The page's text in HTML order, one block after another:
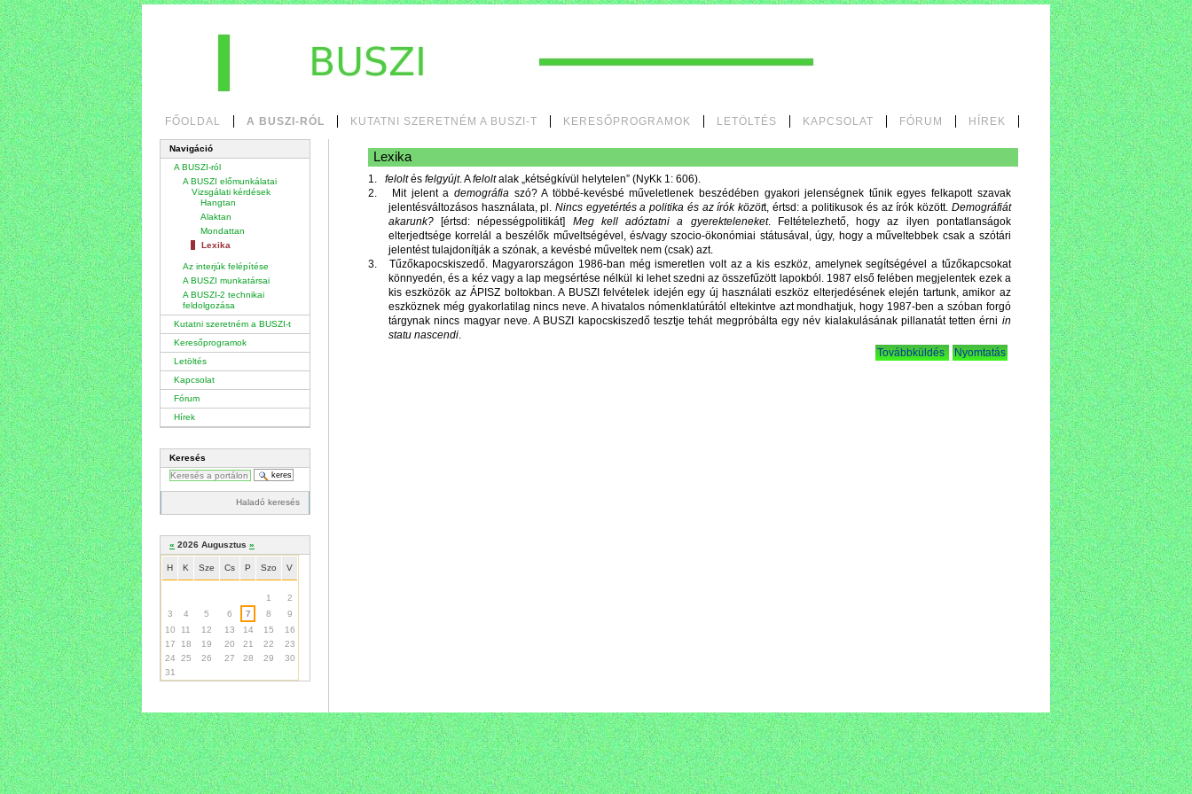
Tovább
a
tartalomhoz
|
a
navigációhoz
Bekezdések
FŐOLDAL A BUSZI-RÓL KUTATNI SZERETNÉM A BUSZI-T KERESŐPROGRAMOK LETÖLTÉS KAPCSOLAT FÓRUM HÍREK
Személyes
eszközök
Navigáció
A BUSZI-ról
A BUSZI előmunkálatai
Vizsgálati kérdések
Hangtan
Alaktan
Mondattan
Lexika
Az interjúk felépítése
A BUSZI munkatársai
A BUSZI-2 technikai
feldolgozása
Kutatni szeretném a BUSZI-t
Keresőprogramok
Letöltés
Kapcsolat
Fórum
Hírek
Keresés
Haladó keresés
« 2026 Augusztus »
H K Sze Cs P Szo V
1
2
3
4 5 6 7 8
9
10
11 12 13 14 15
16
17
18 19 20 21 22
23
24
25 26 27 28 29
30
31
Lexika
1. feloltésfelgyújt. Afeloltalak „kétségkívül helytelen” (NyKk 1: 606).
2.
Mit jelent a demográfiaszó? A többé-kevésbé műveletlenek beszédében gyakori jelenségnek tűnik egyes felkapott szavak
jelentésváltozásos használata, pl.Nincs egyetértés a politika és az írók között, értsd: a politikusok és az írók között. Demográfiát
akarunk?[értsd: népességpolitikát] Meg kell adóztatni a gyerekteleneket. Feltételezhető, hogy az ilyen pontatlanságok
elterjedtsége korrelál a beszélők műveltségével, és/vagy szocio-ökonómiai státusával, úgy, hogy a műveltebbek csak a szótári
jelentést tulajdonítják a szónak, a kevésbé műveltek nem (csak) azt.
3.
Tűzőkapocskiszedő. Magyarországon 1986-ban még ismeretlen volt az a kis eszköz, amelynek segítségével a tűzőkapcsokat
könnyedén, és a kéz vagy a lap megsértése nélkül ki lehet szedni az összefűzött lapokból. 1987 első felében megjelentek ezek a
kis eszközök az ÁPISZ boltokban. A BUSZI felvételek idején egy új használati eszköz elterjedésének elején tartunk, amikor az
eszköznek még gyakorlatilag nincs neve. A hivatalos nómenklatúrától eltekintve azt mondhatjuk, hogy 1987-ben a szóban forgó
tárgynak nincs magyar neve. A BUSZI kapocskiszedő tesztje tehát megpróbálta egy név kialakulásának pillanatát tetten érni in
statu nascendi.
Dokumentummal
kapcsolatos
Továbbküldés Nyomtatás